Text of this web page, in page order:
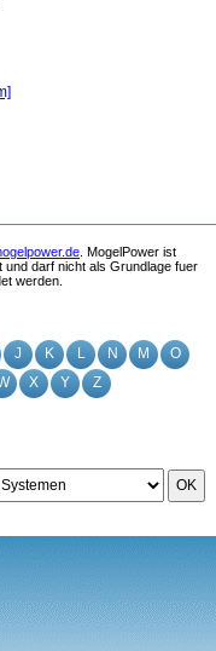
J K L N M
O
X Y Z
OK
. MogelPower ist
darf nicht als Grundlage fuer
werden.